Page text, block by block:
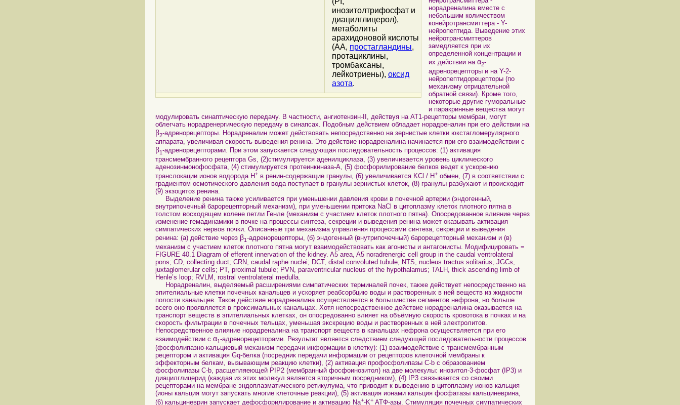
инозитолтрифосфат и
диацилглицерол),
метаболиты
арахидоновой кислоты
(AA, простагландины,
протациклины,
тромбаксаны,
лейкотриены), оксид
азота.
норадреналина вместе с
небольшим количеством
конейротрансмиттера - Y-
нейропептида. Выведение этих
нейротрансмиттеров
замедляется при их
определенной концентрации и
их действии на α2-
адренорецепторы и на Y-2-
нейропептидорецепторы (по
механизму отрицательной
обратной связи). Кроме того,
некоторые другие гуморальные
и паракринные вещества могут
модулировать синаптическую передачу. В частности, ангиотензин-II, действуя на AT1-рецепторы мембран, могут
облегчать норадренергическую передачу в синапсах. Подобным действием обладает норадреналин при его действии на
β2-адренорецепторы. Норадреналин может действовать непосредственно на зернистые клетки юкстагломерулярного
аппарата, увеличивая скорость выведения ренина. Это действие норадреналина начинается при его взаимодействии с
β1-адренорецепторами. При этом запускается следующая последовательность процессов: (1) активация
трансмембранного рецептора Gs, (2)стимулируется аденилциклаза, (3) увеличивается уровень циклического
аденозинмонофосфата, (4) стимулируется протеинкиназа-А, (5) фосфорилирование белков ведет к ускорению
транслокации ионов водорода H+ в ренин-содержащие гранулы, (6) увеличивается KCl / H+ обмен, (7) в соответствии с
градиентом осмотического давления вода поступает в гранулы зернистых клеток, (8) гранулы разбухают и происходит
(9) экзоцитоз ренина.
Выделение ренина также усиливается при уменьшении давления крови в почечной артерии (эндогенный,
внутрипочечный барорецепторный механизм), при уменьшении притока NaCl в цитоплазму клеток плотного пятна в
толстом восходящем колене петли Генле (механизм с участием клеток плотного пятна). Опосредованное влияние через
изменение гемадинамики в почке на процессы синтеза, секреции и выведения ренина может оказывать активация
симпатических нервов почки. Описанные три механизма управления процессами синтеза, секреции и выведения
ренина: (а) действие через β1-адренорецепторы, (б) эндогенный (внутрипочечный) барорецепторный механизм и (в)
механизм с участием клеток плотного пятна могут взаимодействовать как агонисты и антагонисты. Модифицировать =
FIGURE 40.1 Diagram of efferent innervation of the kidney. A5 area, A5 noradrenergic cell group in the caudal ventrolateral
pons; CD, collecting duct; CRN, caudal raphe nuclei; DCT, distal convoluted tubule; NTS, nucleus tractus solitarius; JGCs,
juxtaglomerular cells; PT, proximal tubule; PVN, paraventricular nucleus of the hypothalamus; TALH, thick ascending limb of
Henle’s loop; RVLM, rostral ventrolateral medulla.
Норадреналин, выделяемый расширениями симпатических терминалей почек, также действует непосредственно на
эпителиальные клетки почечных канальцев и ускоряет реабсорбцию воды и растворенных в ней веществ из жидкости
полости канальцев. Такое действие норадреналина осуществляется в большинстве сегментов нефрона, но больше
всего оно проявляется в проксимальных канальцах. Хотя непосредственное действие норадреналина оказывается на
транспорт веществ в эпителиальных клетках, он опосредованно влияет на объёмную скорость кровотока в почках и на
скорость фильтрации в почечных тельцах, уменьшая экскрецию воды и растворенных в ней электролитов.
Непосредственное влияние норадреналина на транспорт веществ в канальцах нефрона осуществляется при его
взаимодействии с α1-адренорецепторами. Результат является следствием следующей последовательности процессов
(фосфолипазно-кальциевый механизм передачи информации в клетку): (1) взаимодействие с трансмембранным
рецептором и активация Gq-белка (посредник передачи информации от рецепторов клеточной мембраны к
эффекторным белкам, вызывающим реакцию клетки), (2) активация профосфолипазы C-b с образованием
фосфолипазы C-b, расщепляеющей PIP2 (мембранный фосфоинозитол) на две молекулы: инозитол-3-фосфат (IP3) и
диацилглицерид (каждая из этих молекул является вторичным посредником), (4) IP3 связывается со своими
рецепторами на мембране эндоплазматического ретикулума, что приводит к выведению в цитоплазму ионов кальция
(ионы кальция могут запускать многие клеточные реакции), (5) активация ионами кальция фосфатазы кальциневрина,
(6) кальциневрин запускает дефосфорилирование и активацию Na+-K+ ATФ-азы. Стимуляция почечных симпатических